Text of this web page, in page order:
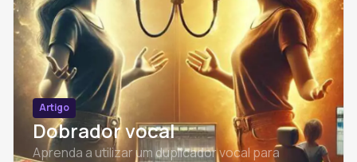
Artigo
Dobrador vocal
Aprenda a utilizar um duplicador vocal para